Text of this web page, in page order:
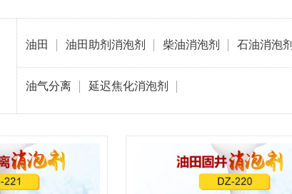
油田 油田助剂消泡剂 柴油消泡剂 石油消泡剂
油气分离 延迟焦化消泡剂